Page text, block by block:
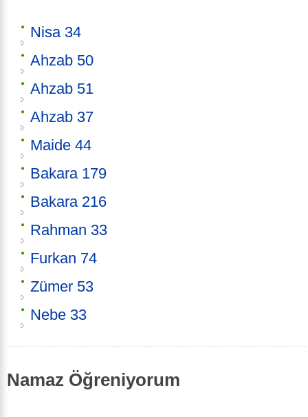
Nisa 34
Ahzab 50
Ahzab 51
Ahzab 37
Maide 44
Bakara 179
Bakara 216
Rahman 33
Furkan 74
Zümer 53
Nebe 33
Namaz Öğreniyorum